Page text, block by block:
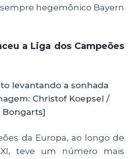
hegemônico Bayern
a Liga dos Campeões
levantando a sonhada
Christof Koepsel /
Bongarts]
da Europa, ao longo de
teve um número mais